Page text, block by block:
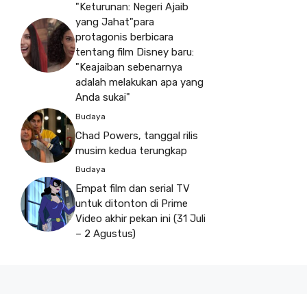
"Keturunan: Negeri Ajaib
yang Jahat"para
protagonis berbicara
tentang film Disney baru:
"Keajaiban sebenarnya
adalah melakukan apa yang
Anda sukai"
Budaya
Chad Powers, tanggal rilis
musim kedua terungkap
Budaya
Empat film dan serial TV
untuk ditonton di Prime
Video akhir pekan ini (31 Juli
– 2 Agustus)